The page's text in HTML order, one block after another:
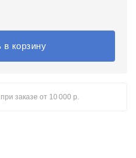
корзину
заказе от 10 000 р.